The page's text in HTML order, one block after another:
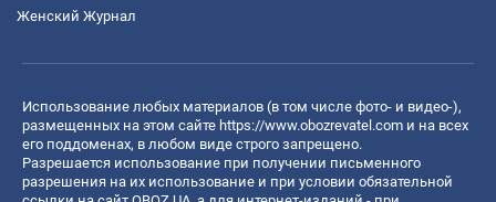
Женский Журнал
Использование любых материалов (в том числе фото- и видео-),
размещенных на этом сайте https://www.obozrevatel.com и на всех
его поддоменах, в любом виде строго запрещено.
Разрешается использование при получении письменного
разрешения на их использование и при условии обязательной